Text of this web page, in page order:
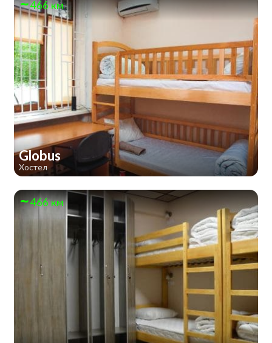
466 км
Globus
Хостел
466 км